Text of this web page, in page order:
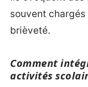
souvent chargés
brièveté.
Comment
activités